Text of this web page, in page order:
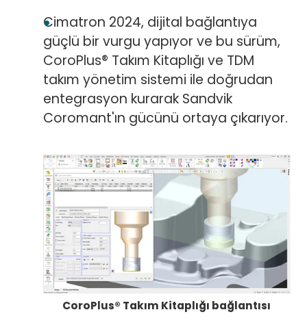
Cimatron 2024, dijital bağlantıya
güçlü bir vurgu yapıyor ve bu sürüm,
CoroPlus® Takım Kitaplığı ve TDM
takım yönetim sistemi ile doğrudan
entegrasyon kurarak Sandvik
Coromant'ın gücünü ortaya çıkarıyor.
CoroPlus® Takım Kitaplığı bağlantısı